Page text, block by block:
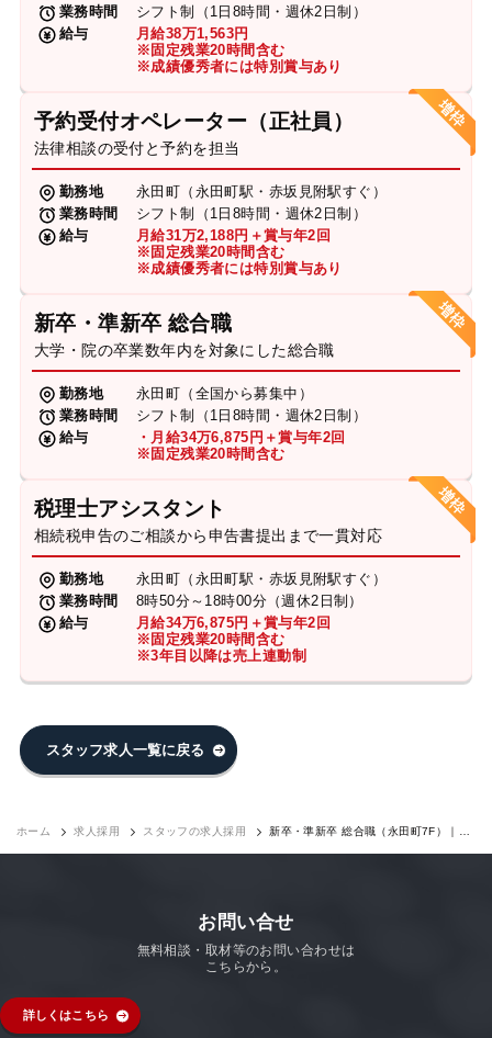
業務時間
シフト制（1日8時間・週休2日制）
給与
月給38万1,563円
※固定残業20時間含む
※成績優秀者には特別賞与あり
予約受付オペレーター（正社員）
法律相談の受付と予約を担当
勤務地
永田町（永田町駅・赤坂見附駅すぐ）
業務時間
シフト制（1日8時間・週休2日制）
給与
月給31万2,188円＋賞与年2回
※固定残業20時間含む
※成績優秀者には特別賞与あり
新卒・準新卒 総合職
大学・院の卒業数年内を対象にした総合職
勤務地
永田町（全国から募集中）
業務時間
シフト制（1日8時間・週休2日制）
給与
・月給34万6,875円＋賞与年2回
※固定残業20時間含む
税理士アシスタント
相続税申告のご相談から申告書提出まで一貫対応
勤務地
永田町（永田町駅・赤坂見附駅すぐ）
業務時間
8時50分～18時00分（週休2日制）
給与
月給34万6,875円＋賞与年2回
※固定残業20時間含む
※3年目以降は売上連動制
スタッフ求人一覧に戻る
ホーム 求人採用 スタッフの求人採用
新卒・準新卒 総合職（永田町7F）｜求
お問い合せ
無料相談・取材等のお問い合わせは
こちらから。
詳しくはこちら